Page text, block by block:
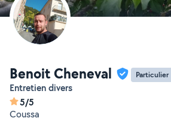
Benoit Cheneval Particulier
Entretien divers
5/5
Coussa